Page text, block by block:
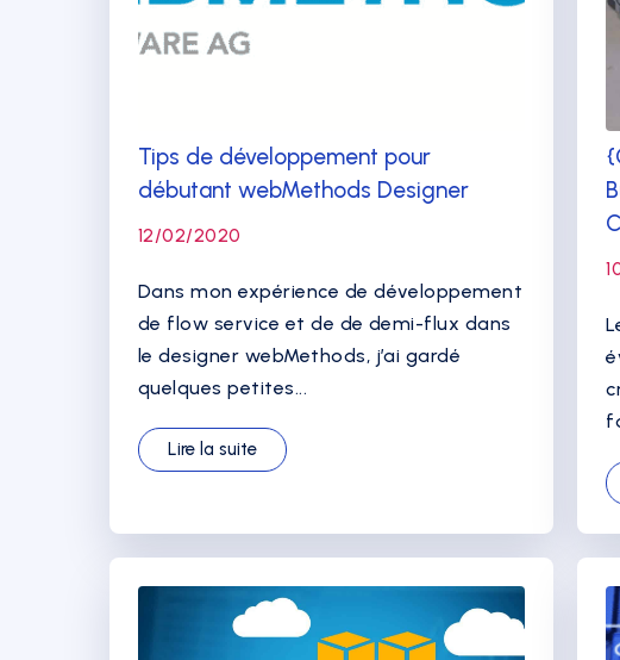
Tips de développement pour
débutant webMethods Designer
12/02/2020
Dans mon expérience de développement
de flow service et de de demi-flux dans
le designer webMethods, j’ai gardé
quelques petites...
Lire la suite